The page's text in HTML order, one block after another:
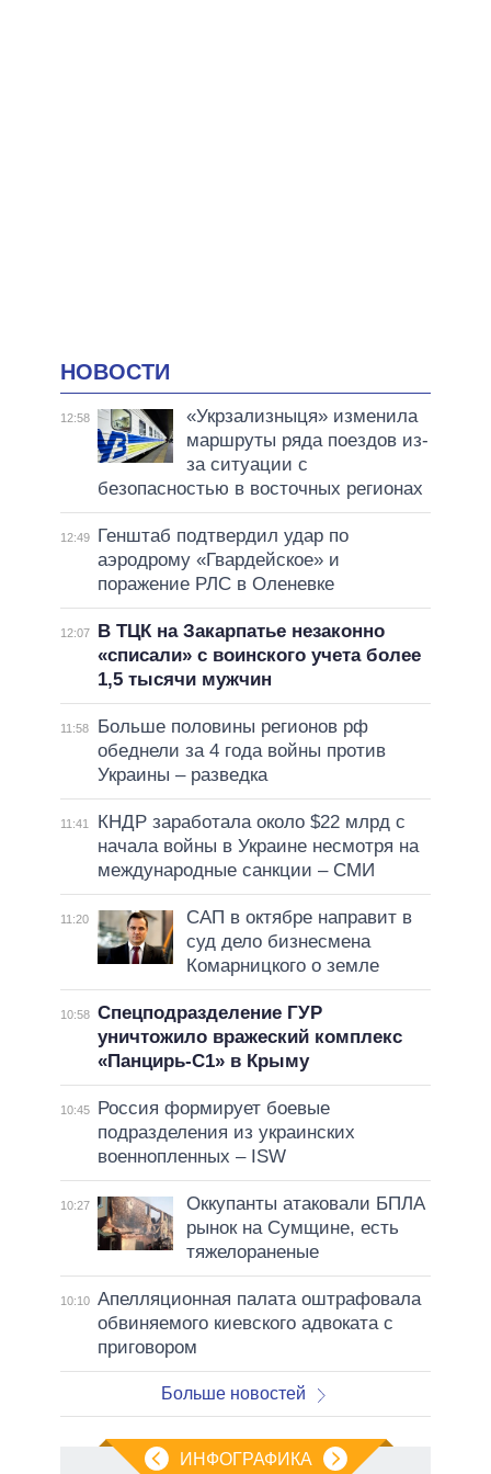
НОВОСТИ
12:58
«Укрзализныця» изменила
маршруты ряда поездов из-
за ситуации с
безопасностью в восточных регионах
12:49
Генштаб подтвердил удар по
аэродрому «Гвардейское» и
поражение РЛС в Оленевке
12:07
В ТЦК на Закарпатье незаконно
«списали» с воинского учета более
1,5 тысячи мужчин
11:58
Больше половины регионов рф
обеднели за 4 года войны против
Украины – разведка
11:41
КНДР заработала около $22 млрд с
начала войны в Украине несмотря на
международные санкции – СМИ
11:20
САП в октябре направит в
суд дело бизнесмена
Комарницкого о земле
10:58 Спецподразделение ГУР
уничтожило вражеский комплекс
«Панцирь-С1» в Крыму
10:45
Россия формирует боевые
подразделения из украинских
военнопленных – ISW
10:27
Оккупанты атаковали БПЛА
рынок на Сумщине, есть
тяжелораненые
10:10 Апелляционная палата оштрафовала
обвиняемого киевского адвоката с
приговором
Больше новостей
ИНФОГРАФИКА